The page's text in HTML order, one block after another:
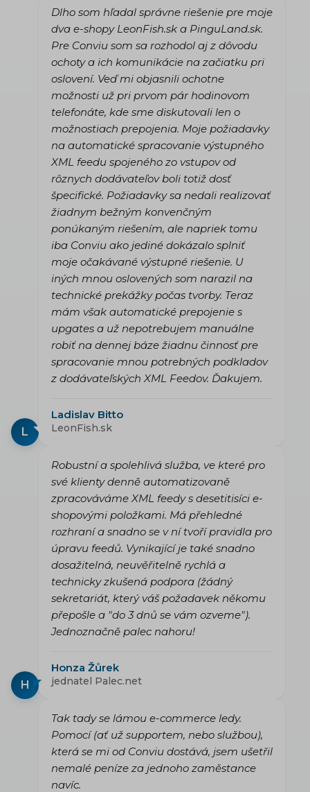
L
Dlho som hľadal správne riešenie pre moje
dva e-shopy LeonFish.sk a PinguLand.sk.
Pre Conviu som sa rozhodol aj z dôvodu
ochoty a ich komunikácie na začiatku pri
oslovení. Veď mi objasnili ochotne
možnosti už pri prvom pár hodinovom
telefonáte, kde sme diskutovali len o
možnostiach prepojenia. Moje požiadavky
na automatické spracovanie výstupného
XML feedu spojeného zo vstupov od
rôznych dodávateľov boli totiž dosť
špecifické. Požiadavky sa nedali realizovať
žiadnym bežným konvenčným
ponúkaným riešením, ale napriek tomu
iba Conviu ako jediné dokázalo splniť
moje očakávané výstupné riešenie. U
iných mnou oslovených som narazil na
technické prekážky počas tvorby. Teraz
mám však automatické prepojenie s
upgates a už nepotrebujem manuálne
robiť na dennej báze žiadnu činnosť pre
spracovanie mnou potrebných podkladov
z dodávateľských XML Feedov. Ďakujem.
Ladislav Bitto
LeonFish.sk
H
Robustní a spolehlivá služba, ve které pro
své klienty denně automatizovaně
zpracováváme XML feedy s desetitisíci e-
shopovými položkami. Má přehledné
rozhraní a snadno se v ní tvoří pravidla pro
úpravu feedů. Vynikající je také snadno
dosažitelná, neuvěřitelně rychlá a
technicky zkušená podpora (žádný
sekretariát, který váš požadavek někomu
přepošle a "do 3 dnů se vám ozveme").
Jednoznačně palec nahoru!
Honza Žůrek
jednatel Palec.net
Tak tady se lámou e-commerce ledy.
Pomocí (ať už supportem, nebo službou),
která se mi od Conviu dostává, jsem ušetřil
nemalé peníze za jednoho zaměstance
navíc.